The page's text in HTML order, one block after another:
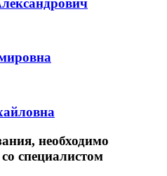
необходимо
специалистом